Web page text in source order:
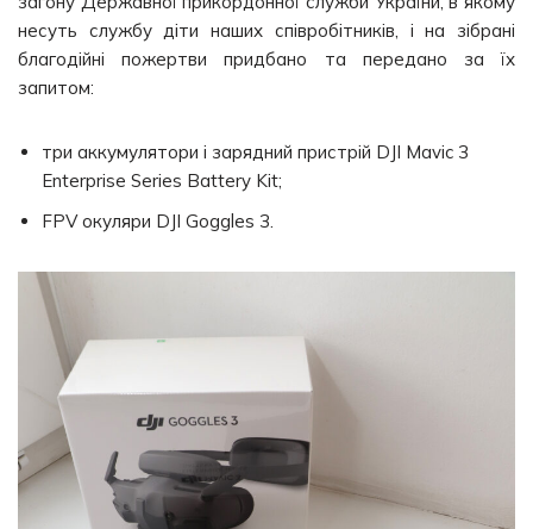
несуть службу діти наших співробітників, і на зібрані
благодійні пожертви придбано та передано за їх
запитом:
три аккумулятори і зарядний пристрій DJI Mavic 3
Enterprise Series Battery Kit;
FPV окуляри DJI Goggles 3.